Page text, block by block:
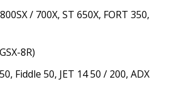
/ 700X, ST 650X, FORT 350,
8R)
Fiddle 50, JET 14 50 / 200, ADX